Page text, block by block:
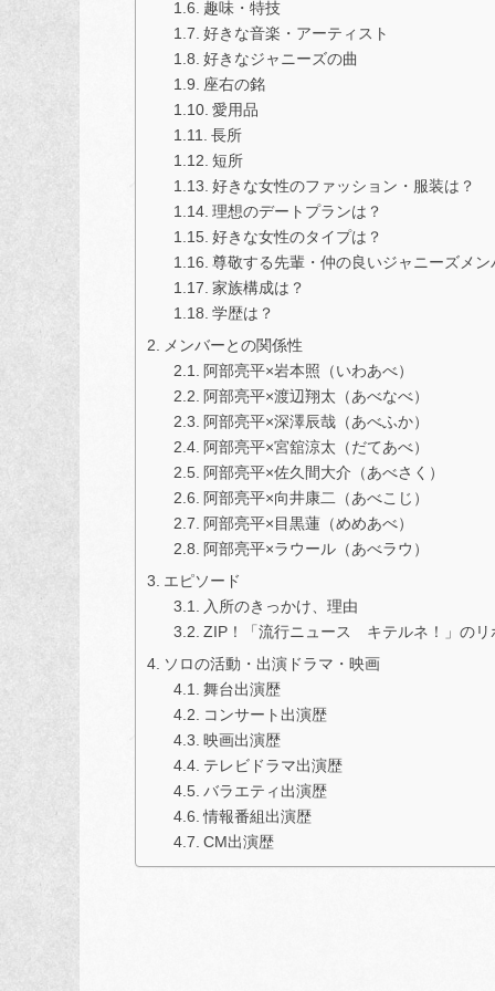
趣味・特技
好きな音楽・アーティスト
好きなジャニーズの曲
座右の銘
愛用品
長所
短所
好きな女性のファッション・服装は？
理想のデートプランは？
好きな女性のタイプは？
尊敬する先輩・仲の良いジャニーズメン
家族構成は？
学歴は？
メンバーとの関係性
阿部亮平×岩本照（いわあべ）
阿部亮平×渡辺翔太（あべなべ）
阿部亮平×深澤辰哉（あべふか）
阿部亮平×宮舘涼太（だてあべ）
阿部亮平×佐久間大介（あべさく）
阿部亮平×向井康二（あべこじ）
阿部亮平×目黒蓮（めめあべ）
阿部亮平×ラウール（あべラウ）
エピソード
入所のきっかけ、理由
ZIP！「流行ニュース キテルネ！」のリ
ソロの活動・出演ドラマ・映画
舞台出演歴
コンサート出演歴
映画出演歴
テレビドラマ出演歴
バラエティ出演歴
情報番組出演歴
CM出演歴